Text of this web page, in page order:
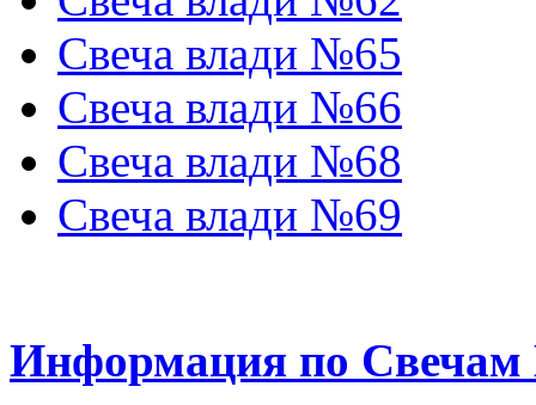
Свеча влади №65
Свеча влади №66
Свеча влади №68
Свеча влади №69
Информация по Свечам